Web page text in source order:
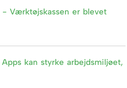
Værktøjskassen er blevet
kan styrke arbejdsmiljøet,